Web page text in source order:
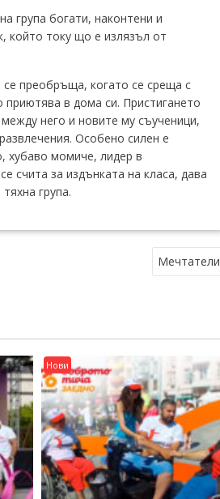
група богати, наконтени и
който току що е излязъл от
преобръща, когато се среща с
приютява в дома си. Пристигането
него и новите му съученици,
Особено силен е
хубаво момиче, лидер в
счита за издънката на класа, дава
група.
Мечтатели
Нови